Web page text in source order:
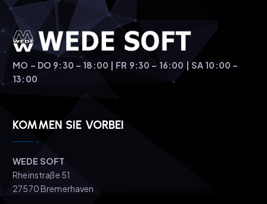
MO – DO 9:30 – 18:00 | FR 9:30 – 16:00 | SA 10:00 –
13:00
KOMMEN SIE VORBEI
WEDE SOFT
Rheinstraße 51
27570 Bremerhaven